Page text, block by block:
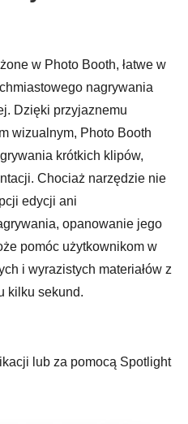
w Photo Booth, łatwe w
nagrywania
Dzięki przyjaznemu
wizualnym, Photo Booth
krótkich klipów,
Chociaż narzędzie nie
edycji ani
opanowanie jego
pomóc użytkownikom w
i wyrazistych materiałów z
kilku sekund.
lub za pomocą Spotlight